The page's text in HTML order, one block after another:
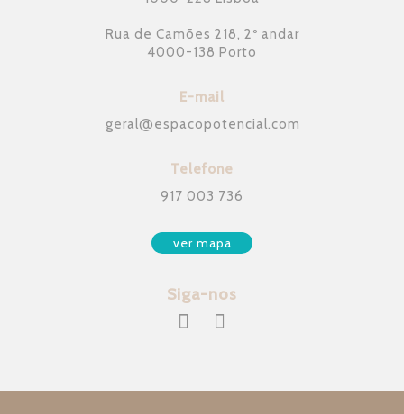
Rua de Camões 218, 2º andar
4000-138 Porto
E-mail
geral@espacopotencial.com
Telefone
917 003 736
ver mapa
Siga-nos